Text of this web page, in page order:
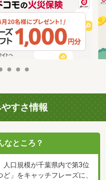
すさ情報
なところ？
口規模が千葉県内で第3位
」をキャッチフレーズに、